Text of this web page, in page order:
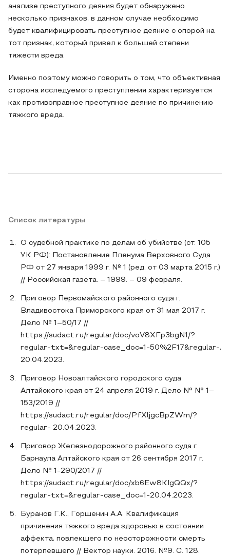
анализе преступного деяния будет обнаружено
несколько признаков, в данном случае необходимо
будет квалифицировать преступное деяние с опорой на
тот признак, который привел к большей степени
тяжести вреда.
Именно поэтому можно говорить о том, что объективная
сторона исследуемого преступления характеризуется
как противоправное преступное деяние по причинению
тяжкого вреда.
Список литературы
О судебной практике по делам об убийстве (ст. 105
УК РФ): Постановление Пленума Верховного Суда
РФ от 27 января 1999 г. № 1 (ред. от 03 марта 2015 г.)
// Российская газета. – 1999. – 09 февраля.
Приговор Первомайского районного суда г.
Владивостока Приморского края от 31 мая 2017 г.
Дело № 1–50/17 //
https://sudact.ru/regular/doc/voV8XFp3bgN1/?
regular-txt=&regular-case_doc=1-50%2F17&regular-,
20.04.2023.
Приговор Новоалтайского городского суда
Алтайского края от 24 апреля 2019 г. Дело № № 1–
153/2019 //
https://sudact.ru/regular/doc/PfXljgcBpZWm/?
regular- 20.04.2023.
Приговор Железнодорожного районного суда г.
Барнаула Алтайского края от 26 сентября 2017 г.
Дело № 1-290/2017 //
https://sudact.ru/regular/doc/xb6Ew8KIgQQx/?
regular-txt=&regular-case_doc=1-20.04.2023.
Буранов Г.К., Горшенин А.А. Квалификация
причинения тяжкого вреда здоровью в состоянии
аффекта, повлекшего по неосторожности смерть
потерпевшего // Вектор науки. 2016. №9. С. 128.